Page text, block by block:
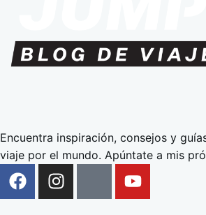
Encuentra inspiración, consejos y
viaje por el mundo. Apúntate a mis